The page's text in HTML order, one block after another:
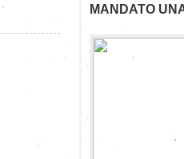
MANDATO